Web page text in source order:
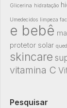
Glicerina hidratação
Umedecidos limpeza
e bebê
protetor solar
skincare
vitamina C
Pesquisar